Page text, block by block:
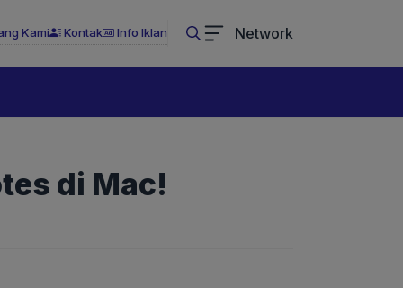
Kami Kontak Info Iklan Network
di Mac!